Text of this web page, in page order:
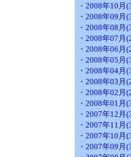
・2008年10月
・2008年09月
・2008年08月
・2008年07月
・2008年06月
・2008年05月
・2008年04月
・2008年03月
・2008年02月
・2008年01月
・2007年12月
・2007年11月
・2007年10月
・2007年09月